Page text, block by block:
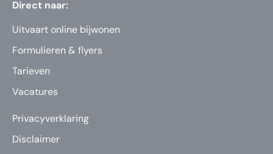
Direct naar:
Uitvaart online bijwonen
Formulieren & flyers
Tarieven
Vacatures
Privacyverklaring
Disclaimer